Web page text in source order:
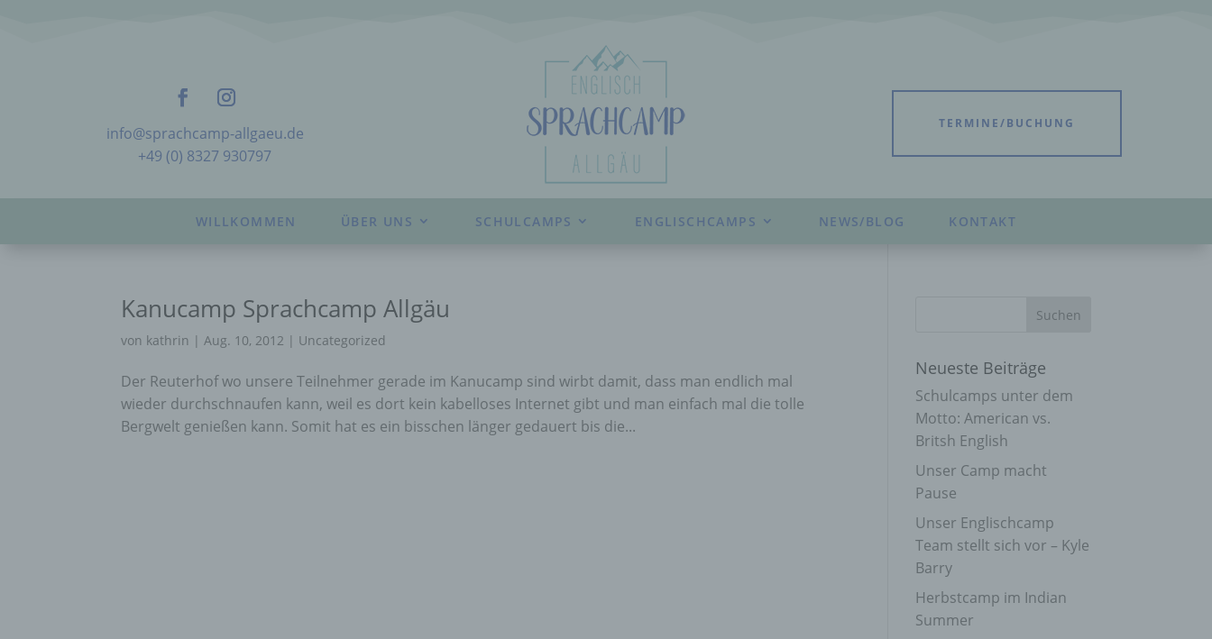
info@sprachcamp-allgaeu.de
+49 (0) 8327 930797
TERMINE/BUCHUNG
WILLKOMMEN ÜBER UNS SCHULCAMPS ENGLISCHCAMPS NEWS/BLOG KONTAKT
Kanucamp Sprachcamp Allgäu
von kathrin |Aug. 10, 2012 | Uncategorized
Der Reuterhof wo unsere Teilnehmer gerade im Kanucamp sind wirbt damit, dass man endlich mal
wieder durchschnaufen kann, weil es dort kein kabelloses Internet gibt und man einfach mal die tolle
Bergwelt genießen kann. Somit hat es ein bisschen länger gedauert bis die...
Neueste Beiträge
Schulcamps unter dem
Motto: American vs.
Britsh English
Unser Camp macht
Pause
Unser Englischcamp
Team stellt sich vor – Kyle
Barry
Herbstcamp im Indian
Summer